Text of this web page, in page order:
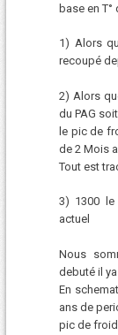
base en T°
1) Alors
recoupé
2) Alors
du PAG
le pic de
de 2 Mois
Tout est
3) 1300 le
actuel
Nous
debuté il
En
ans de
pic de froid